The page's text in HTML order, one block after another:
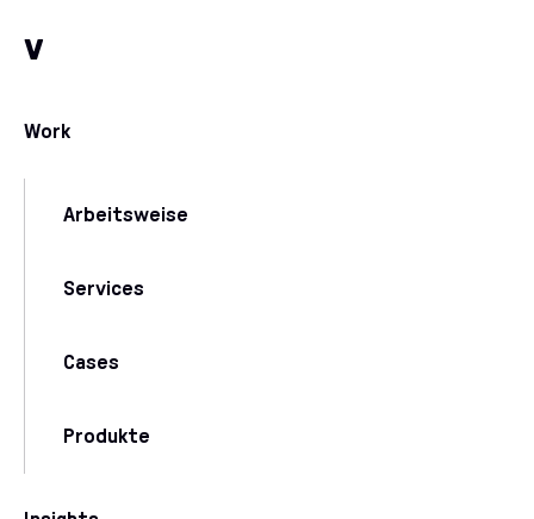
v
Work
Arbeitsweise
Services
Cases
Produkte